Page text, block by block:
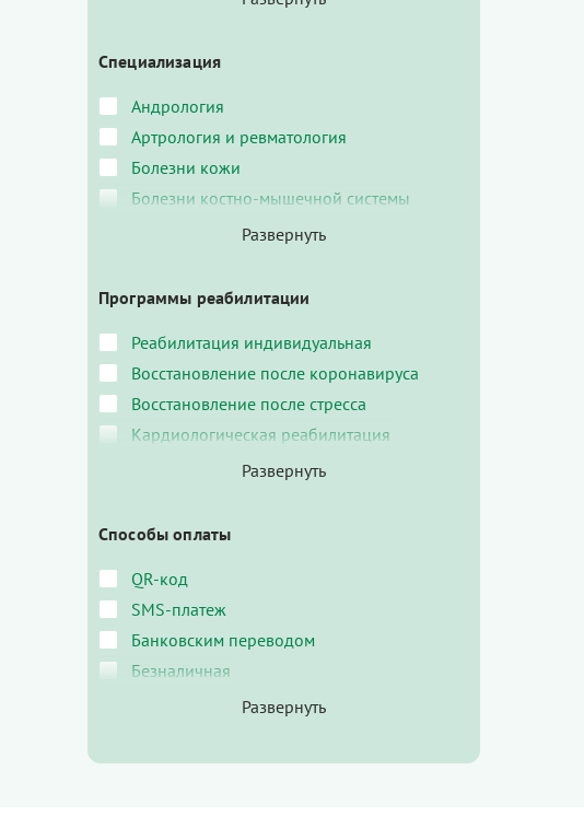
Специализация
Андрология
Артрология и ревматология
Болезни кожи
Болезни костно-мышечной системы
Программы реабилитации
Реабилитация индивидуальная
Восстановление после коронавируса
Восстановление после стресса
Кардиологическая реабилитация
Способы оплаты
QR-код
SMS-платеж
Банковским переводом
Безналичная